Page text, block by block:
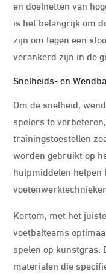
en doelnetten van
is het belangrijk om
zijn om tegen een
verankerd zijn in de
Snelheids- en
Om de snelheid,
spelers te
trainingstoestellen
worden gebruikt op
hulpmiddelen helpen
Kortom, met het
voetbalteams
spelen op kunstgras.
materialen die